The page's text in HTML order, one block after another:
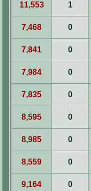
1
11,553
0
7,468
0
7,841
0
7,984
0
7,835
0
8,595
0
8,985
0
8,559
0
9,164